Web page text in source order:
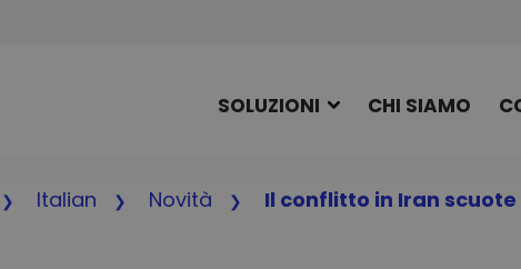
SOLUZIONI CHI SIAMO
Italian Novità
Il conflitto in Iran